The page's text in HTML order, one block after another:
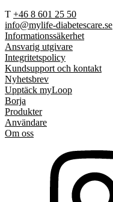
T +46 8 601 25 50
info@mylife-diabetescare.se
Informationssäkerhet
Ansvarig utgivare
Integritetspolicy
Kundsupport och kontakt
Nyhetsbrev
Upptäck myLoop
Borja
Produkter
Användare
Om oss